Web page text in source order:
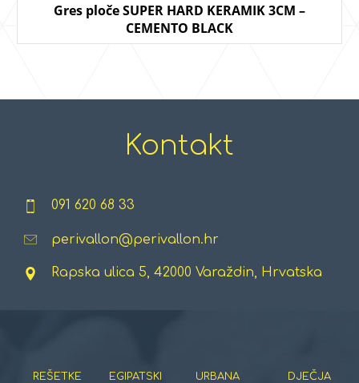
Gres ploče SUPER HARD KERAMIK 3CM –
CEMENTO BLACK
Kontakt
091 620 68 33
perivallon@perivallon.hr
Rapska ulica 5, 42000 Varaždin, Hrvatska
REŠETKE
EGIPATSKI
URBANA
DJEČJA